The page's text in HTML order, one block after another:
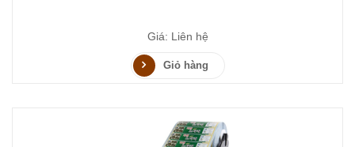
Giá: Liên hệ
Giỏ hàng